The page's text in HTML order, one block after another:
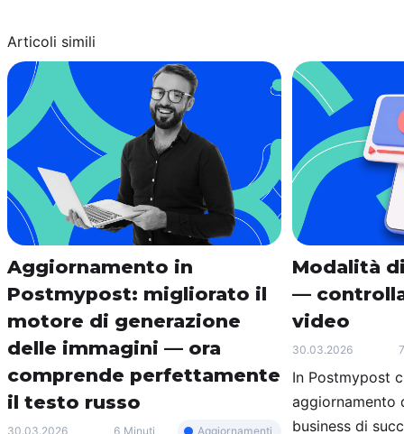
Articoli simili
Aggiornamento in
Postmypost: migliorato il
motore di generazione
delle immagini — ora
comprende perfettamente
il testo russo
30.03.2026 6 Minuti Aggiornamenti
Modalità
—
video
30.03.2026
In Postmypost
aggiornamento
business di